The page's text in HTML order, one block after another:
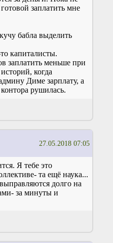
заплатить мне
бабла выделить
капиталисты.
заплатить меньше при
когда
Диме зарплату, а
рушилась.
27.05.2018 07:05
Я тебе это
та ещё наука...
долго на
за минуты и